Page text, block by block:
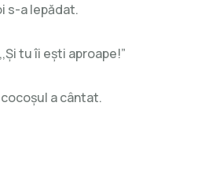
s-a lepădat.
tu îi ești aproape!”
a cântat.